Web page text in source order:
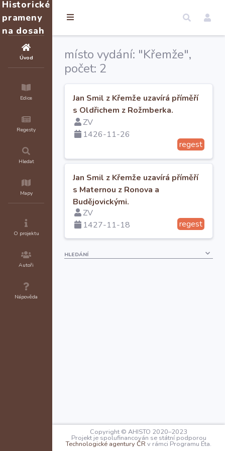
Historické
prameny
na dosah
Úvod
Edice
Regesty
Hledat
Mapy
O projektu
Autoři
Nápověda
místo vydání: "Křemže",
počet: 2
Jan Smil z Křemže uzavírá příměří
s Oldřichem z Rožmberka.
ZV
1426-11-26
regest
Jan Smil z Křemže uzavírá příměří
s Maternou z Ronova a
Budějovickými.
ZV
1427-11-18
regest
HLEDÁNÍ
Copyright © AHISTO 2020–2023
Projekt je spolufinancován se státní podporou
Technologické agentury ČR v rámci Programu Éta.